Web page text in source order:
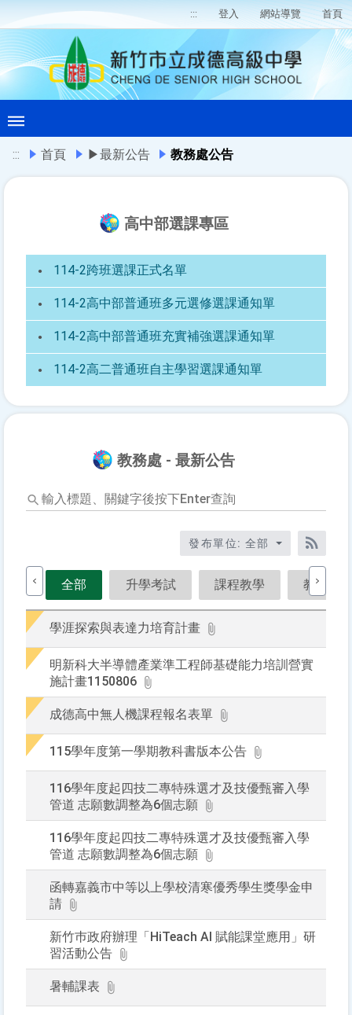
::: 登入 網站導覽 首頁
::: 首頁 ▶最新公告 教務處公告
高中部選課專區
114-2跨班選課正式名單
114-2高中部普通班多元選修選課通知單
114-2高中部普通班充實補強選課通知單
114-2高二普通班自主學習選課通知單
教務處 - 最新公告
入
關
字
後
發布單位: 全部
RSS訂
全部 升學考試 課程教學 教學設
學涯探索與表達力培育計畫
明新科大半導體產業準工程師基礎能力培訓營實
施計畫1150806
成德高中無人機課程報名表單
115學年度第一學期教科書版本公告
116學年度起四技二專特殊選才及技優甄審入學
管道 志願數調整為6個志願
116學年度起四技二專特殊選才及技優甄審入學
管道 志願數調整為6個志願
函轉嘉義市中等以上學校清寒優秀學生獎學金申
請
新竹巿政府辦理「HiTeach AI 賦能課堂應用」研
習活動公告
暑輔課表